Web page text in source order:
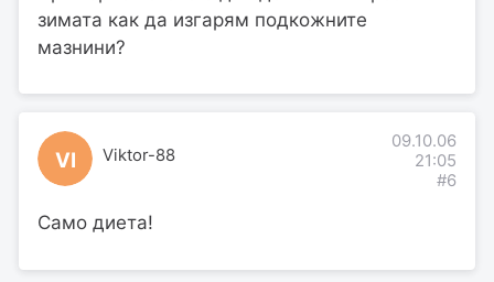
зимата как да изгарям подкожните
мазнини?
VI Viktor-88
09.10.06
21:05
#6
Само диета!